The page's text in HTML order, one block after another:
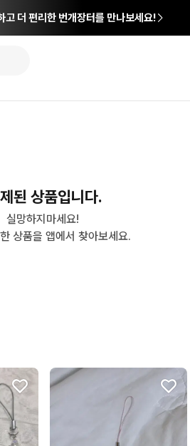
고 더 편리한 번개장터를 만나보세요!
된 상품입니다.
실망하지마세요!
상품을 앱에서 찾아보세요.